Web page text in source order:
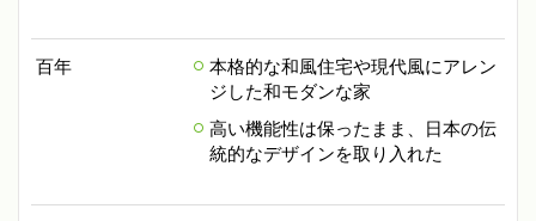
百年
本格的な和風住宅や現代風にアレン
ジした和モダンな家
高い機能性は保ったまま、日本の伝
統的なデザインを取り入れた